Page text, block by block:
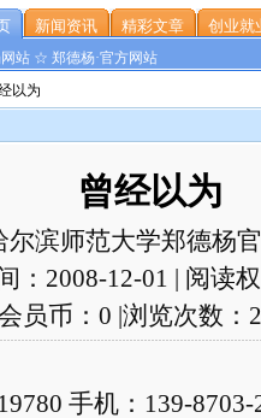
新闻资讯 精彩文章 创业就
站 ☆ 郑德杨·官方网站
以为
曾经以为
尔滨师范大学郑德杨
：2008-12-01 | 阅读
员币：0 |浏览次数：
手机：139-